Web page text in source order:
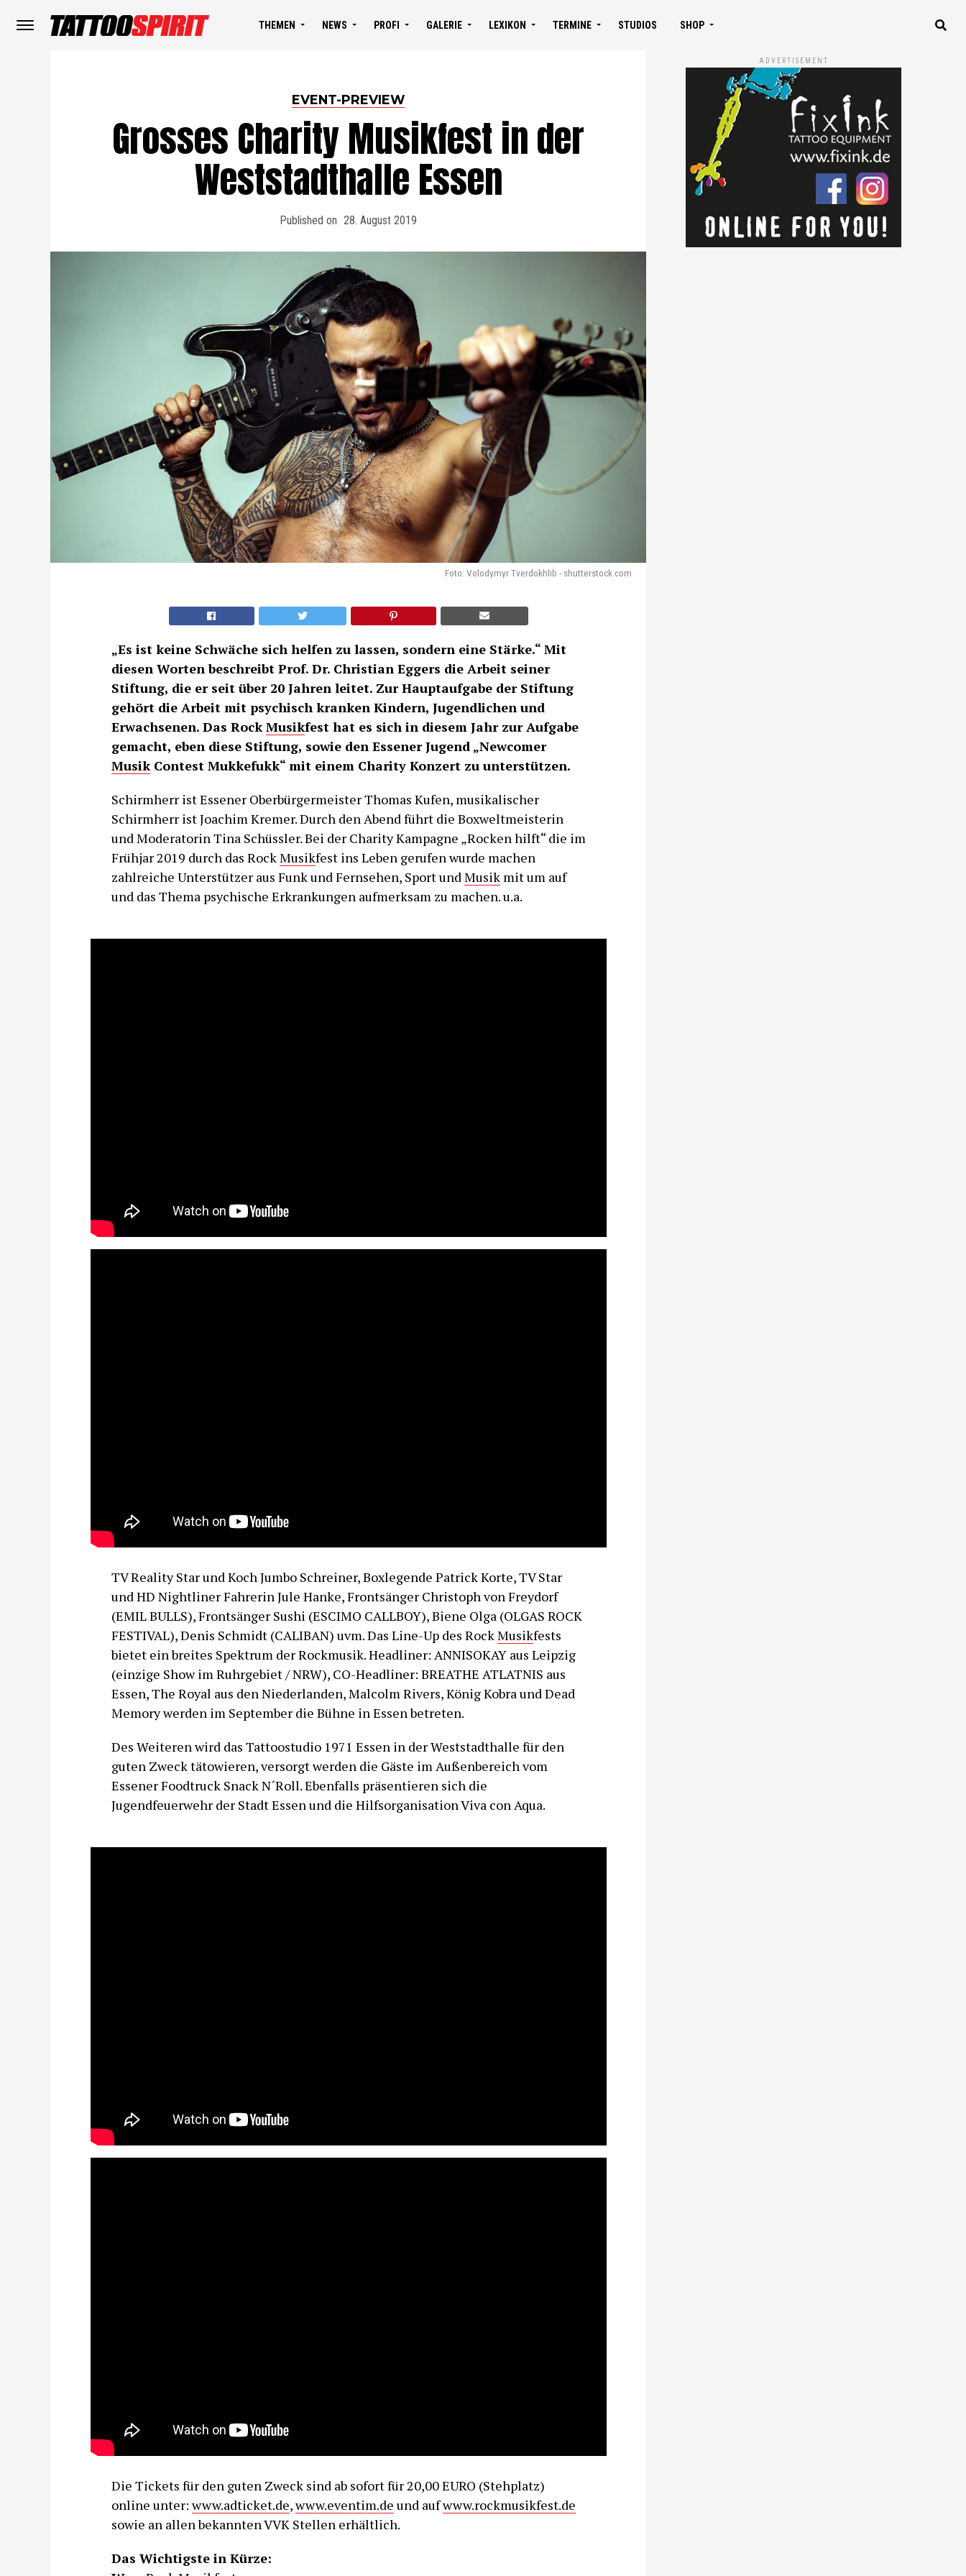
THEMEN NEWS PROFI GALERIE LEXIKON TERMINE STUDIOS SHOP
EVENT-PREVIEW
Grosses Charity Musikfest in der
Weststadthalle Essen
Published on 28. August 2019
Foto: Volodymyr Tverdokhlib - shutterstock.com
„Es ist keine Schwäche sich helfen zu lassen, sondern eine Stärke.“ Mit
diesen Worten beschreibt Prof. Dr. Christian Eggers die Arbeit seiner
Stiftung, die er seit über 20 Jahren leitet. Zur Hauptaufgabe der Stiftung
gehört die Arbeit mit psychisch kranken Kindern, Jugendlichen und
Erwachsenen. Das RockMusikfest hat es sich in diesem Jahr zur Aufgabe
gemacht, eben diese Stiftung, sowie den Essener Jugend „Newcomer
MusikContest Mukkefukk“ mit einem Charity Konzert zu unterstützen.
Schirmherr ist Essener Oberbürgermeister Thomas Kufen, musikalischer
Schirmherr ist Joachim Kremer. Durch den Abend führt die Boxweltmeisterin
und Moderatorin Tina Schüssler. Bei der Charity Kampagne „Rocken hilft“ die im
Frühjar 2019 durch das RockMusikfest ins Leben gerufen wurde machen
zahlreiche Unterstützer aus Funk und Fernsehen, Sport undMusikmit um auf
und das Thema psychische Erkrankungen aufmerksam zu machen. u.a.
TV Reality Star und Koch Jumbo Schreiner, Boxlegende Patrick Korte, TV Star
und HD Nightliner Fahrerin Jule Hanke, Frontsänger Christoph von Freydorf
(EMIL BULLS), Frontsänger Sushi (ESCIMO CALLBOY), Biene Olga (OLGAS ROCK
FESTIVAL), Denis Schmidt (CALIBAN) uvm. Das Line-Up des RockMusikfests
bietet ein breites Spektrum der Rockmusik. Headliner: ANNISOKAY aus Leipzig
(einzige Show im Ruhrgebiet / NRW), CO-Headliner: BREATHE ATLATNIS aus
Essen, The Royal aus den Niederlanden, Malcolm Rivers, König Kobra und Dead
Memory werden im September die Bühne in Essen betreten.
Des Weiteren wird das Tattoostudio 1971 Essen in der Weststadthalle für den
guten Zweck tätowieren, versorgt werden die Gäste im Außenbereich vom
Essener Foodtruck Snack N´Roll. Ebenfalls präsentieren sich die
Jugendfeuerwehr der Stadt Essen und die Hilfsorganisation Viva con Aqua.
Die Tickets für den guten Zweck sind ab sofort für 20,00 EURO (Stehplatz)
online unter:www.adticket.de,www.eventim.de und aufwww.rockmusikfest.de
sowie an allen bekannten VVK Stellen erhältlich.
Das Wichtigste in Kürze:
ADVERTISEMENT